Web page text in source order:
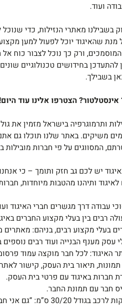
ועוד.
בשבילנו מאתרי הנזילות, כדי
מנת שהאיגוד יוכל לפעול למען
ורק כך נוכל לצבור כוח
להתעדכן בחידושים טכנולוגיים
בשבילך.
? הצטרפו אלינו עוד היום!
ותרמוגרפיה בישראל מזמין את
משיקים. באתר שלנו תוכלו גם
המסווגים על פי חברות מובילות
יש לכם גב חזק ותומך – כי
ותיהנו מהטבות מיוחדות,
עבודה דרך מגשרים חברי האיגוד
רבים בין בעלי מקצוע החברים
בעלי מקצוע רבים, בניהם:
עסק מענף הבנייה ועוד רבים
האיגוד: לכל חבר מוקצה עמוד
תיאור בית העסק, קישור
חברות באיגוד עם פרטי בית העסק.
חבר עם תמונת החבר.
30/20 ס”מ: “גם אני חבר באיגוד.”